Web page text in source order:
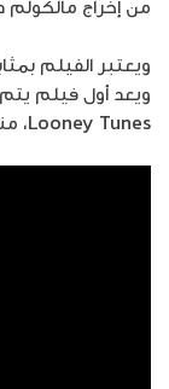
من إخراج مالكولم
ويعد أول فيلم
Looney Tunes، منذ عام 2003.